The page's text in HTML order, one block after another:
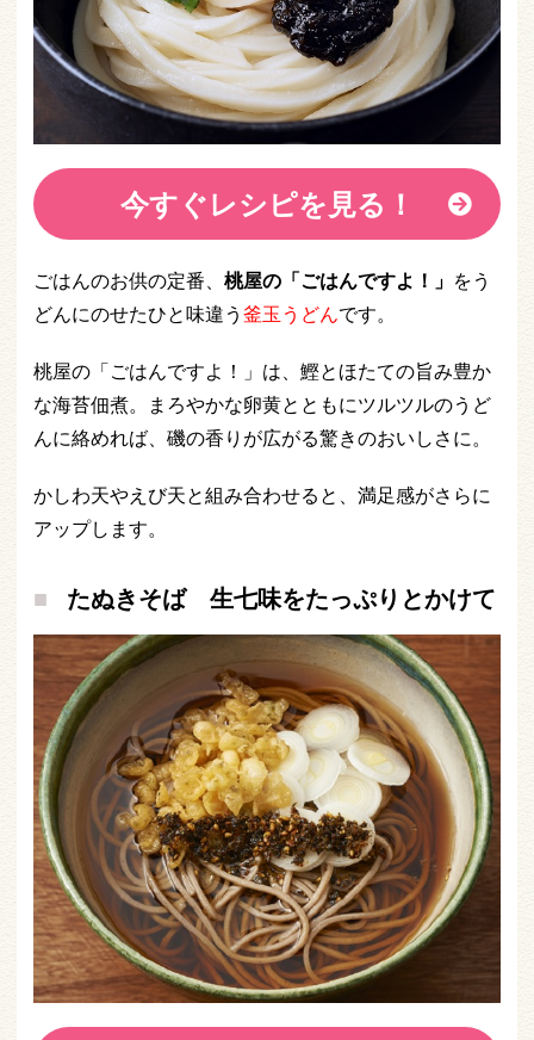
今すぐレシピを見る！
ごはんのお供の定番、 桃屋の「ごはんですよ！」 をう
どんにのせたひと味違う釜玉うどんです。
桃屋の「ごはんですよ！」は、鰹とほたての旨み豊か
な海苔佃煮。まろやかな卵黄とともにツルツルのうど
んに絡めれば、磯の香りが広がる驚きのおいしさに。
かしわ天やえび天と組み合わせると、満足感がさらに
アップします。
たぬきそば 生七味をたっぷりとかけて